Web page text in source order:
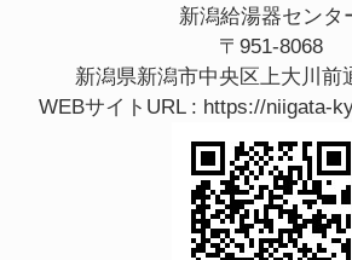
新潟給湯器センタ
〒951-8068
新潟県新潟市中央区上大川前
WEBサイトURL : https://niigata-